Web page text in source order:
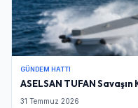
GÜNDEM HATTI
ASELSAN TUFAN
31 Temmuz 2026